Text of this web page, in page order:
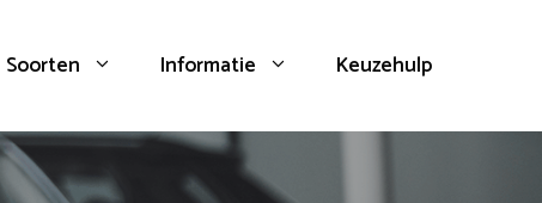
Soorten Informatie Keuzehulp